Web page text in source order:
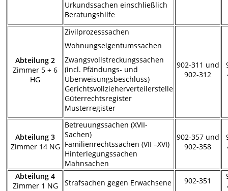
Urkundssachen einschließlich
Beratungshilfe
Abteilung 2
Zimmer 5 + 6
HG
Zivilprozesssachen
Wohnungseigentumssachen
Zwangsvollstreckungssachen
(incl. Pfändungs- und
Überweisungsbeschluss)
Gerichtsvollzieherverteilerstelle
Güterrechtsregister
Musterregister
902-311 und
902-312
Abteilung 3
Zimmer 14 NG
Betreuungssachen (XVII-
Sachen)
Familienrechtssachen (VII –XVI)
Hinterlegungssachen
Mahnsachen
902-357 und
902-358
Abteilung 4
Zimmer 1 NG
Strafsachen gegen Erwachsene 902-351